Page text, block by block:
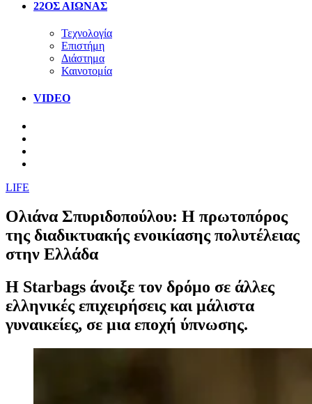
22ΟΣ ΑΙΩΝΑΣ
Τεχνολογία
Επιστήμη
Διάστημα
Καινοτομία
VIDEO
LIFE
Ολιάνα Σπυριδοπούλου: Η πρωτοπόρος
της διαδικτυακής ενοικίασης πολυτέλειας
στην Ελλάδα
Η Starbags άνοιξε τον δρόμο σε άλλες
ελληνικές επιχειρήσεις και μάλιστα
γυναικείες, σε μια εποχή ύπνωσης.